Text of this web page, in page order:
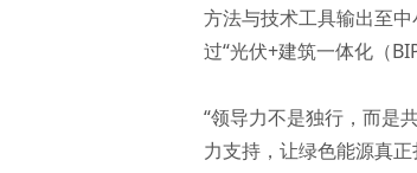
方法与技术工具输出至
过“光伏+建筑一体化（
“领导力不是独行，而是
力支持，让绿色能源真